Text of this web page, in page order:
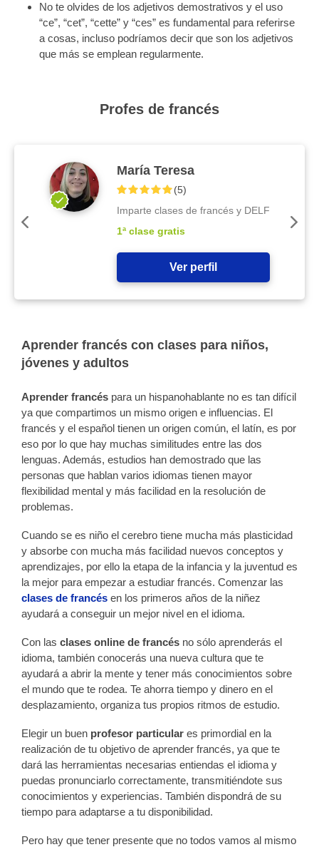
No te olvides de los adjetivos demostrativos y el uso
“ce”, “cet”, “cette” y “ces” es fundamental para referirse
a cosas, incluso podríamos decir que son los adjetivos
que más se emplean regularmente.
Profes de francés
María Teresa
(5)
Imparte clases de francés y DELF
1ª clase gratis
Ver perfil
Aprender francés con clases para niños,
jóvenes y adultos
Aprender francés para un hispanohablante no es tan difícil
ya que compartimos un mismo origen e influencias. El
francés y el español tienen un origen común, el latín, es por
eso por lo que hay muchas similitudes entre las dos
lenguas. Además, estudios han demostrado que las
personas que hablan varios idiomas tienen mayor
flexibilidad mental y más facilidad en la resolución de
problemas.
Cuando se es niño el cerebro tiene mucha más plasticidad
y absorbe con mucha más facilidad nuevos conceptos y
aprendizajes, por ello la etapa de la infancia y la juventud es
la mejor para empezar a estudiar francés. Comenzar las
clases de francés en los primeros años de la niñez
ayudará a conseguir un mejor nivel en el idioma.
Con las clases online de francés no sólo aprenderás el
idioma, también conocerás una nueva cultura que te
ayudará a abrir la mente y tener más conocimientos sobre
el mundo que te rodea. Te ahorra tiempo y dinero en el
desplazamiento, organiza tus propios ritmos de estudio.
Elegir un buen profesor particular es primordial en la
realización de tu objetivo de aprender francés, ya que te
dará las herramientas necesarias entiendas el idioma y
puedas pronunciarlo correctamente, transmitiéndote sus
conocimientos y experiencias. También dispondrá de su
tiempo para adaptarse a tu disponibilidad.
Pero hay que tener presente que no todos vamos al mismo